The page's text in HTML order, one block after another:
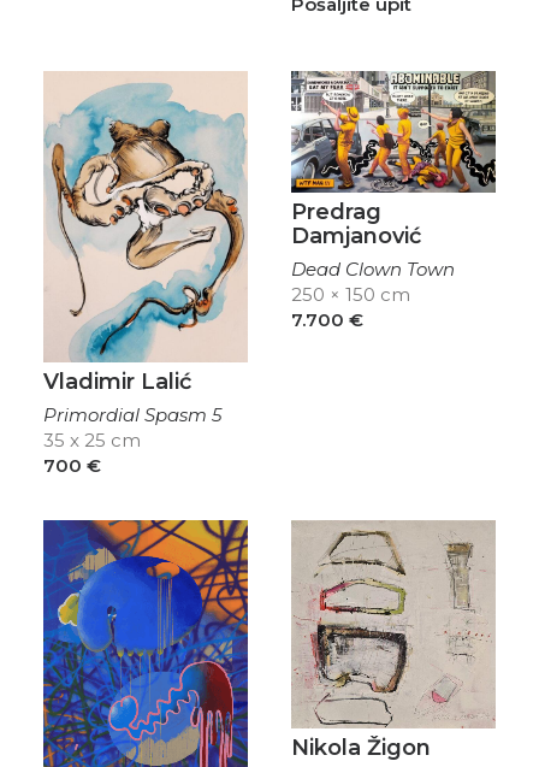
Pošaljite upit
Vladimir Lalić
Primordial Spasm 5
35 x 25 cm
700 €
Predrag
Damjanović
Dead Clown Town
250 × 150 cm
7.700 €
Nikola Žigon